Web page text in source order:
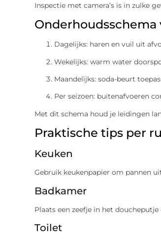
Inspectie met camera’s is in zulke
Dagelijks: haren en vuil uit
Wekelijks: warm water
Maandelijks: soda-beurt
Per seizoen: buitenafvoeren
Met dit schema houd je leidingen
Praktische tips per
Keuken
Gebruik keukenpapier om pannen
Badkamer
Plaats een zeefje in het
Toilet